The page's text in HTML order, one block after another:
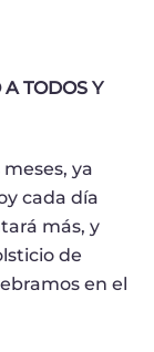
A TODOS Y
ya
cada día
más, y
de
en el